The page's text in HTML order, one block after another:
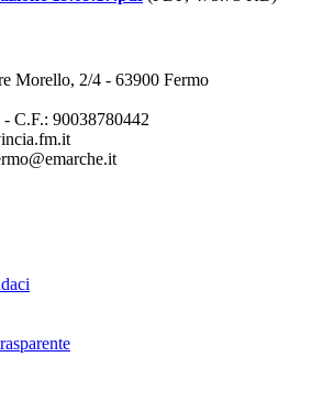
Morello, 2/4 - 63900 Fermo
C.F.: 90038780442